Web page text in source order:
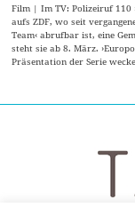
Film | Im TV: Polizeiruf 110
aufs ZDF, wo seit
Team‹ abrufbar ist, eine
steht sie ab 8. März.
Präsentation der Serie